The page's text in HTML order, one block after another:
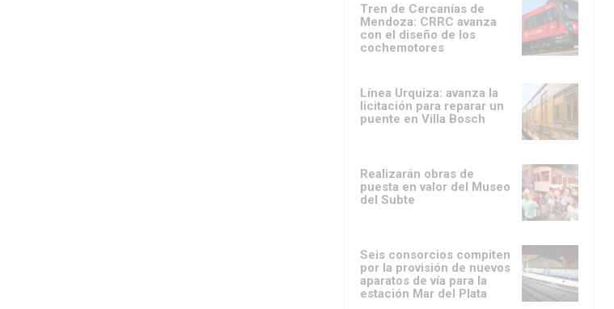
Tren de Cercanías de
Mendoza: CRRC avanza
con el diseño de los
cochemotores
Línea Urquiza: avanza la
licitación para reparar un
puente en Villa Bosch
Realizarán obras de
puesta en valor del Museo
del Subte
Seis consorcios compiten
por la provisión de nuevos
aparatos de vía para la
estación Mar del Plata